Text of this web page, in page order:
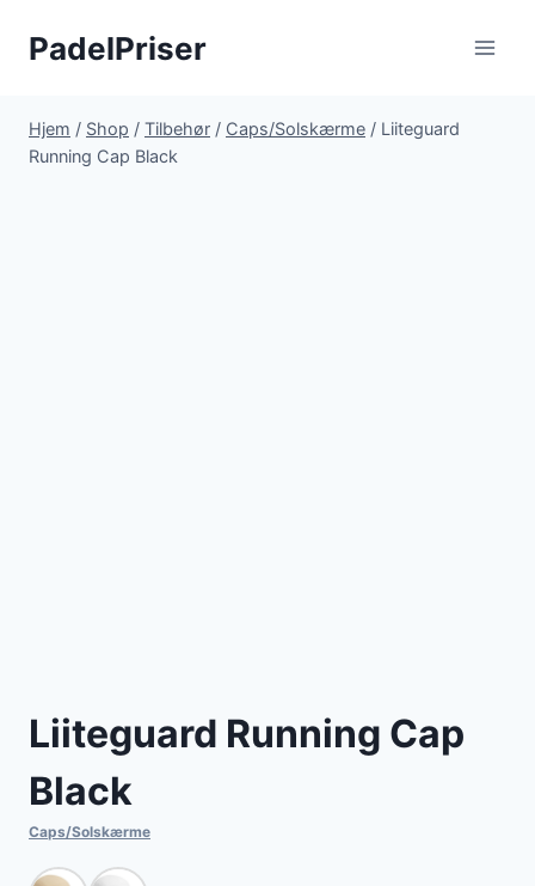
PadelPriser
Hjem / Shop / Tilbehør / Caps/Solskærme / Liiteguard
Running Cap Black
Liiteguard Running Cap
Black
Caps/Solskærme